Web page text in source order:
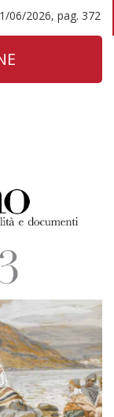
06/2026, pag. 372